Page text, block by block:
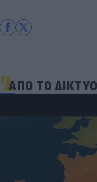
ΑΠΟ ΤΟ ΔΙΚΤΥΟ